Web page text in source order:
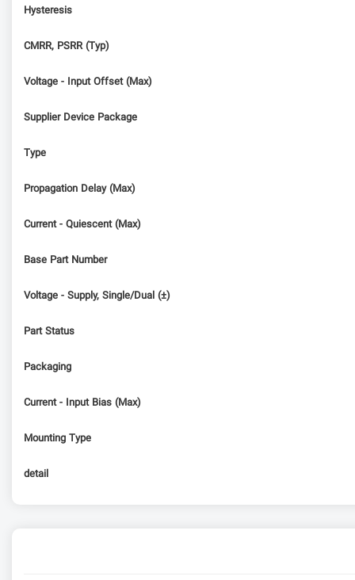
Hysteresis
CMRR, PSRR (Typ)
Voltage - Input Offset (Max)
Supplier Device Package
Type
Propagation Delay (Max)
Current - Quiescent (Max)
Base Part Number
Voltage - Supply, Single/Dual (±)
Part Status
Packaging
Current - Input Bias (Max)
Mounting Type
detail